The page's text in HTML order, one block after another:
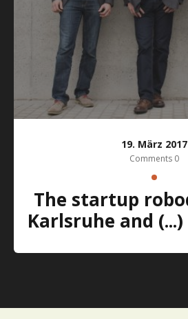
19. März 2017
Comments 0
The startup robodev from
Karlsruhe and (...)